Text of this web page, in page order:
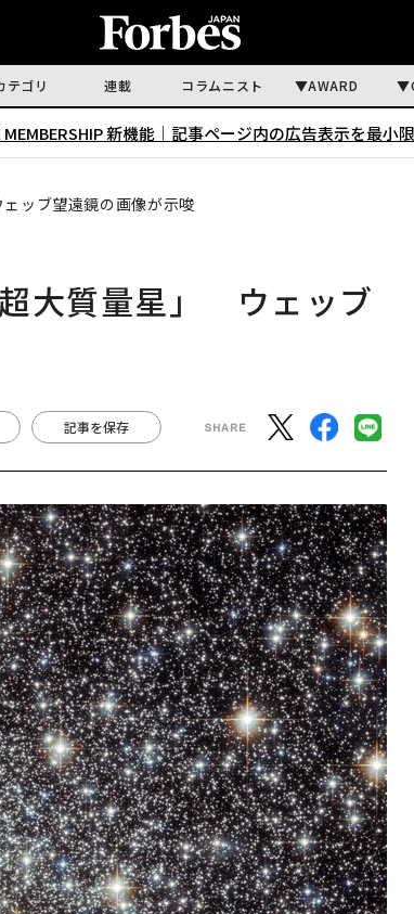
テゴリ 連載 コラムニスト AWARD
新機能｜ 記事ページ内の広告表示を最小
ッブ望遠鏡の画像が示唆
大質量星」 ウェッブ
記事を保存